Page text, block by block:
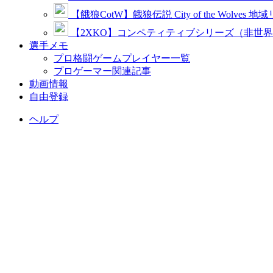
【餓狼CotW】餓狼伝説 City of the Wolves 地域
【2XKO】コンペティティブシリーズ（非世界
選手メモ
プロ格闘ゲームプレイヤー一覧
プロゲーマー関連記事
動画情報
自由登録
ヘルプ